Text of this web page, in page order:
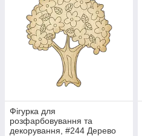
Фігурка для
розфарбовування та
декорування, #244 Дерево